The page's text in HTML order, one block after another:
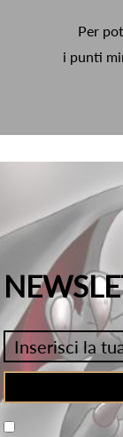
Per
i punti